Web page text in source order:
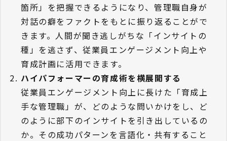
箇所」を把握できるようになり、管理職自身が
対話の癖をファクトをもとに振り返ることがで
きます。人間が聞き逃しがちな「インサイトの
種」を逃さず、従業員エンゲージメント向上や
育成計画に活用できます。
ハイパフォーマーの育成術を横展開する
従業員エンゲージメント向上に長けた「育成上
手な管理職」が、どのような問いかけをし、ど
のように部下のインサイトを引き出しているの
か。その成功パターンを言語化・共有すること